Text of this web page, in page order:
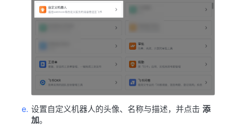
设置自定义机器人的头像、名称与描述，并点击 添
加。